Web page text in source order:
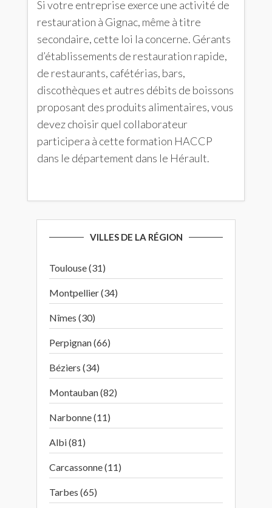
Si votre entreprise exerce une activité de
restauration à Gignac, même à titre
secondaire, cette loi la concerne. Gérants
d’établissements de restauration rapide,
de restaurants, cafétérias, bars,
discothèques et autres débits de boissons
proposant des produits alimentaires, vous
devez choisir quel collaborateur
participera à cette formation HACCP
dans le département dans le Hérault.
VILLES DE LA RÉGION
Toulouse (31)
Montpellier (34)
Nîmes (30)
Perpignan (66)
Béziers (34)
Montauban (82)
Narbonne (11)
Albi (81)
Carcassonne (11)
Tarbes (65)